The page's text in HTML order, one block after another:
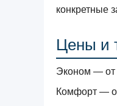
конкретные
Цены и
Эконом — от
Комфорт —